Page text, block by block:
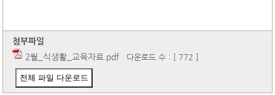
첨부파일
2월_식생활_교육자료.pdf 다운로드 수 : [ 772 ]
전체 파일 다운로드